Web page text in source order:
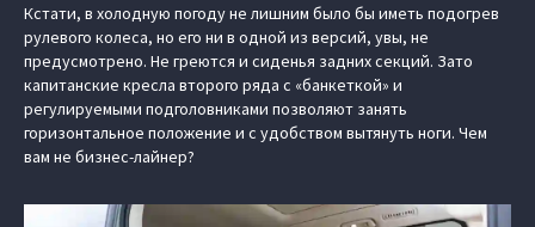
Кстати, в холодную погоду не лишним было бы иметь подогрев
рулевого колеса, но его ни в одной из версий, увы, не
предусмотрено. Не греются и сиденья задних секций. Зато
капитанские кресла второго ряда с «банкеткой» и
регулируемыми подголовниками позволяют занять
горизонтальное положение и с удобством вытянуть ноги. Чем
вам не бизнес-лайнер?